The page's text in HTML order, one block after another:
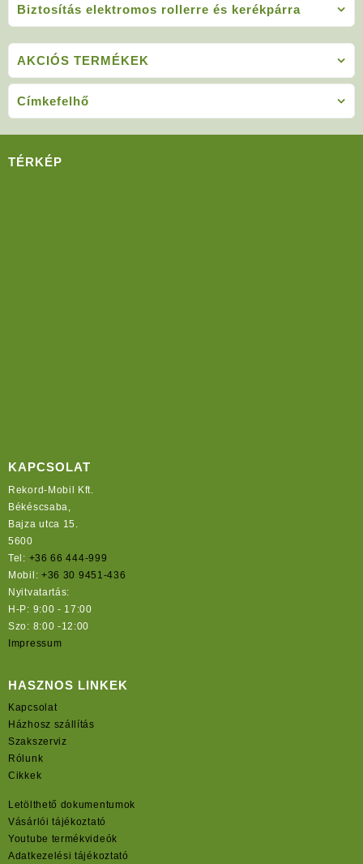
Biztosítás elektromos rollerre és kerékpárra
AKCIÓS TERMÉKEK
Címkefelhő
TÉRKÉP
KAPCSOLAT
Rekord-Mobil Kft.
Békéscsaba,
Bajza utca 15.
5600
Tel: +36 66 444-999
Mobil: +36 30 9451-436
Nyitvatartás:
H-P: 9:00 - 17:00
Szo: 8:00 -12:00
Impressum
HASZNOS LINKEK
Kapcsolat
Házhosz szállítás
Szakszerviz
Rólunk
Cikkek
Letölthető dokumentumok
Vásárlói tájékoztató
Youtube termékvideók
Adatkezelési tájékoztató